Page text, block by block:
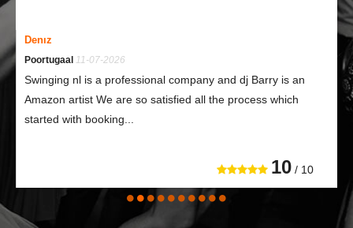
Denız
Poortugaal 11-07-2026
Swinging nl is a professional company and dj Barry is an
Amazon artist We are so satisfied all the process which
started with booking...
10 / 10